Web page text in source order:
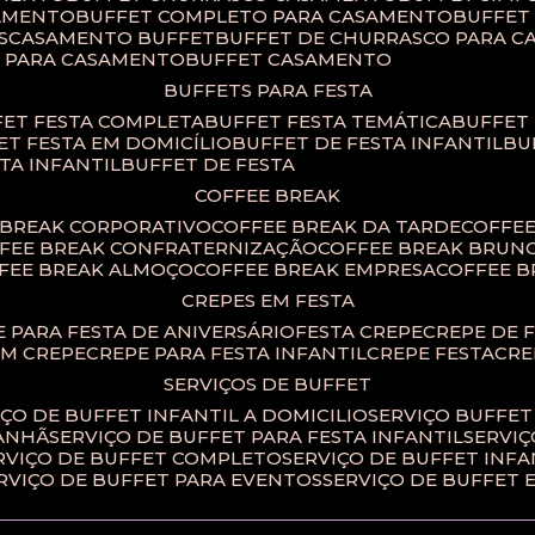
BUFFET COMPLETO PARA CASAMENTO
CASAMENTO BUFFET
BUFFET DE CHURRASCO PARA
PARA CASAMENTO
BUFFET CASAMENTO
BUFFETS PARA FESTA
FESTA COMPLETA
BUFFET FESTA TEMÁTICA
FESTA EM DOMICÍLIO
BUFFET DE FESTA INFANTIL
INFANTIL
BUFFET DE FESTA
COFFEE BREAK
BREAK CORPORATIVO COFFEE BREAK DA TARDE
BREAK CONFRATERNIZAÇÃO COFFEE BREAK
BREAK ALMOÇO COFFEE BREAK EMPRESA COFFEE
CREPES EM FESTA
PARA FESTA DE ANIVERSÁRIO
FESTA CREPE
CREPE DE
CREPE
CREPE PARA FESTA INFANTIL CREPE FESTA
SERVIÇOS DE BUFFET
DE BUFFET INFANTIL A DOMICILIO SERVIÇO
SERVIÇO DE BUFFET PARA FESTA INFANTIL
DE BUFFET COMPLETO SERVIÇO DE BUFFET
DE BUFFET PARA EVENTOS SERVIÇO DE